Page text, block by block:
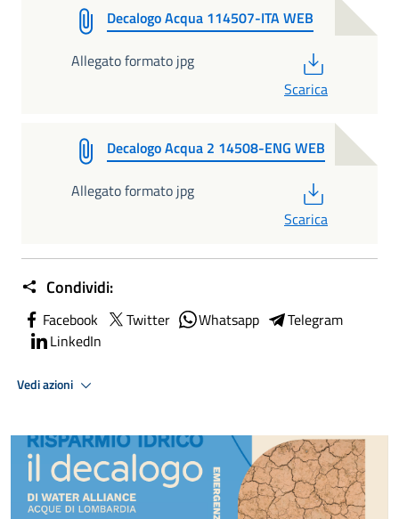
Decalogo Acqua 114507-ITA WEB
Allegato formato jpg
Scarica
Decalogo Acqua 2 14508-ENG WEB
Allegato formato jpg
Scarica
Condividi:
Facebook Twitter Whatsapp
Telegram
LinkedIn
Vedi azioni